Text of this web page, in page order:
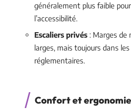
généralement plus faible
l’accessibilité.
Escaliers privés : Marges
larges, mais toujours dans
réglementaires.
Confort et ergonomie